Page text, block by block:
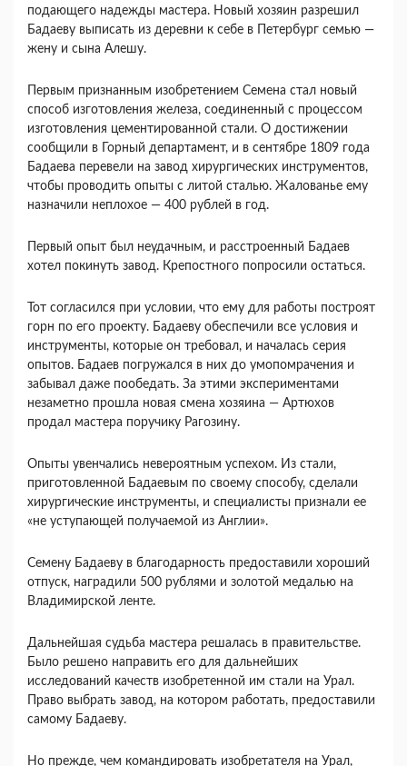
подающего надежды мастера. Новый хозяин разрешил
Бадаеву выписать из деревни к себе в Петербург семью —
жену и сына Алешу.
Первым признанным изобретением Семена стал новый
способ изготовления железа, соединенный с процессом
изготовления цементированной стали. О достижении
сообщили в Горный департамент, и в сентябре 1809 года
Бадаева перевели на завод хирургических инструментов,
чтобы проводить опыты с литой сталью. Жалованье ему
назначили неплохое — 400 рублей в год.
Первый опыт был неудачным, и расстроенный Бадаев
хотел покинуть завод. Крепостного попросили остаться.
Тот согласился при условии, что ему для работы построят
горн по его проекту. Бадаеву обеспечили все условия и
инструменты, которые он требовал, и началась серия
опытов. Бадаев погружался в них до умопомрачения и
забывал даже пообедать. За этими экспериментами
незаметно прошла новая смена хозяина — Артюхов
продал мастера поручику Рагозину.
Опыты увенчались невероятным успехом. Из стали,
приготовленной Бадаевым по своему способу, сделали
хирургические инструменты, и специалисты признали ее
«не уступающей получаемой из Англии».
Семену Бадаеву в благодарность предоставили хороший
отпуск, наградили 500 рублями и золотой медалью на
Владимирской ленте.
Дальнейшая судьба мастера решалась в правительстве.
Было решено направить его для дальнейших
исследований качеств изобретенной им стали на Урал.
Право выбрать завод, на котором работать, предоставили
самому Бадаеву.
Но прежде, чем командировать изобретателя на Урал,